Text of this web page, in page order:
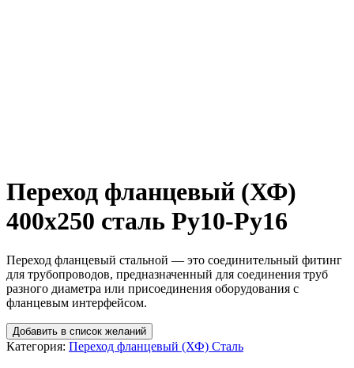
Переход фланцевый (ХФ)
400х250 сталь Ру10-Ру16
Переход фланцевый стальной — это соединительный фитинг
для трубопроводов, предназначенный для соединения труб
разного диаметра или присоединения оборудования с
фланцевым интерфейсом.
Добавить в список желаний
Категория: Переход фланцевый (ХФ) Сталь